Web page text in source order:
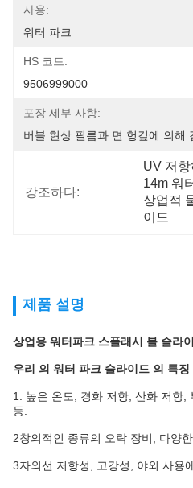
사용:
워터 파크
HS 코드:
9506999000
포장 세부 사항:
버블 현상 필름과 면 헝겊에 의해
강조하다:
UV 저
14m 워
상업적
이드
제품 설명
상업용 워터파크 스플래시 볼 슬라
우리 의 워터 파크 슬라이드 의 특징
1. 높은 온도, 경화 저항, 산화 저항,
등.
2창의적인 종류의 오락 장비, 다양
3자외선 저항성, 고강성, 야외 사용